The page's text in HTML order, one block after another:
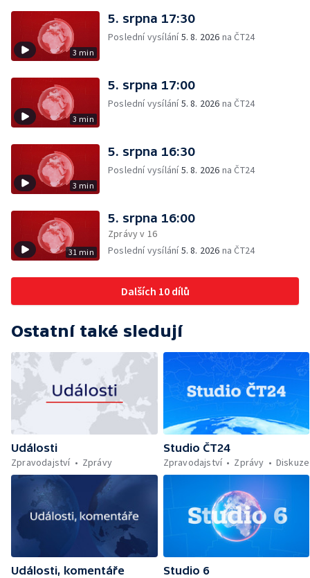
3 min
5. srpna 17:30
Poslední vysílání5. 8. 2026 na ČT24
3 min
5. srpna 17:00
Poslední vysílání5. 8. 2026 na ČT24
3 min
5. srpna 16:30
Poslední vysílání5. 8. 2026 na ČT24
31 min
5. srpna 16:00
Zprávy v 16
Poslední vysílání5. 8. 2026 na ČT24
Dalších 10 dílů
Ostatní také sledují
Události
Zpravodajství
Zprávy
Studio ČT24
Zpravodajství
Zprávy Diskuze
Události, komentáře
Studio 6